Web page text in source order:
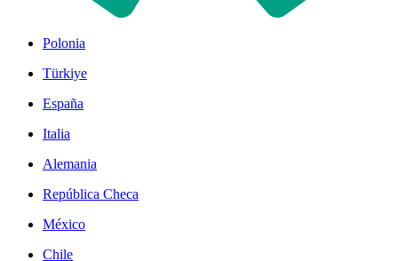
Polonia
Türkiye
España
Italia
Alemania
República Checa
México
Chile